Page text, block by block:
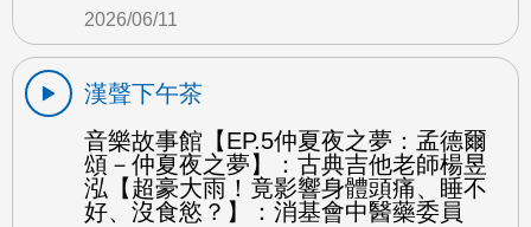
2026/06/11
漢聲下午茶
音樂故事館【EP.5仲夏夜之夢：孟德爾
頌－仲夏夜之夢】：古典吉他老師楊昱
泓【超豪大雨！竟影響身體頭痛、睡不
好、沒食慾？】：消基會中醫藥委員